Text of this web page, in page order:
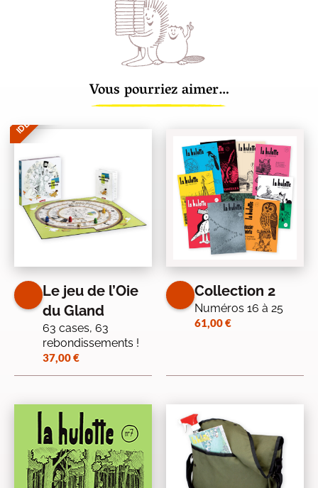
Vous pourriez aimer…
IDÉE CADEAU
Le jeu de l’Oie
du Gland
63 cases, 63
rebondissements !
37,00€
Collection 2
Numéros 16 à 25
61,00€